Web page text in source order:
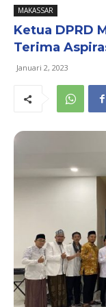
MAKASSAR
Ketua DPRD
Terima
Januari 2, 2023